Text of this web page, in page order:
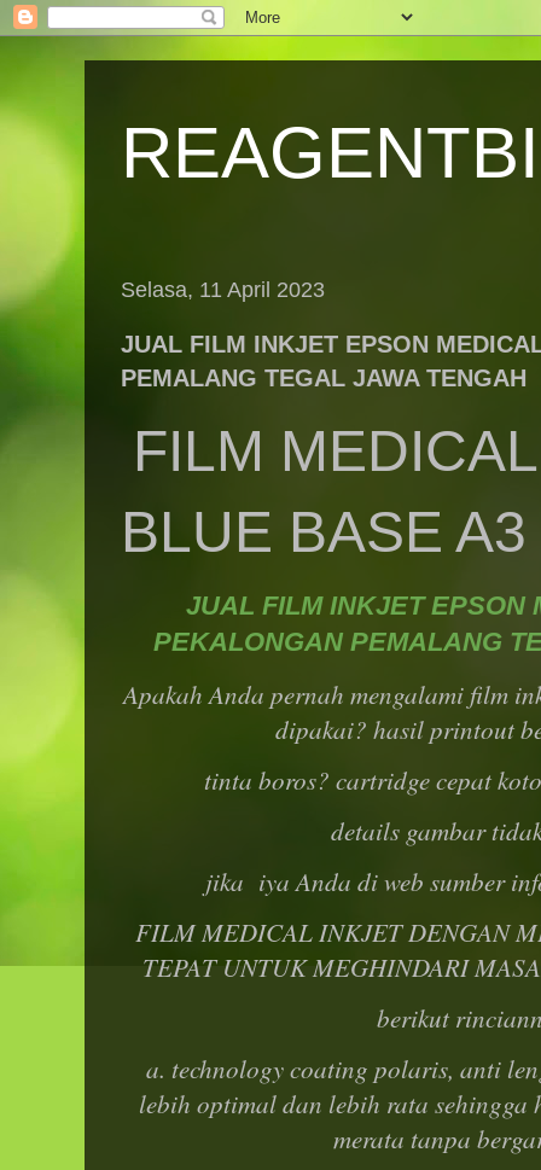
Selasa, 11 April 2023
JUAL FILM INKJET EPSON
PEMALANG TEGAL JAWA TENGAH
FILM
BLUE BASE A3
JUAL FILM INKJET EPSON
PEKALONGAN PEMALANG
Apakah Anda pernah mengalami film
dipakai? hasil printout
tinta boros? cartridge cepat
details gambar
jika iya Anda di web sumber
FILM MEDICAL INKJET DENGAN
TEPAT UNTUK MEGHINDARI
berikut
a. technology coating polaris, anti
lebih optimal dan lebih rata
merata tanpa